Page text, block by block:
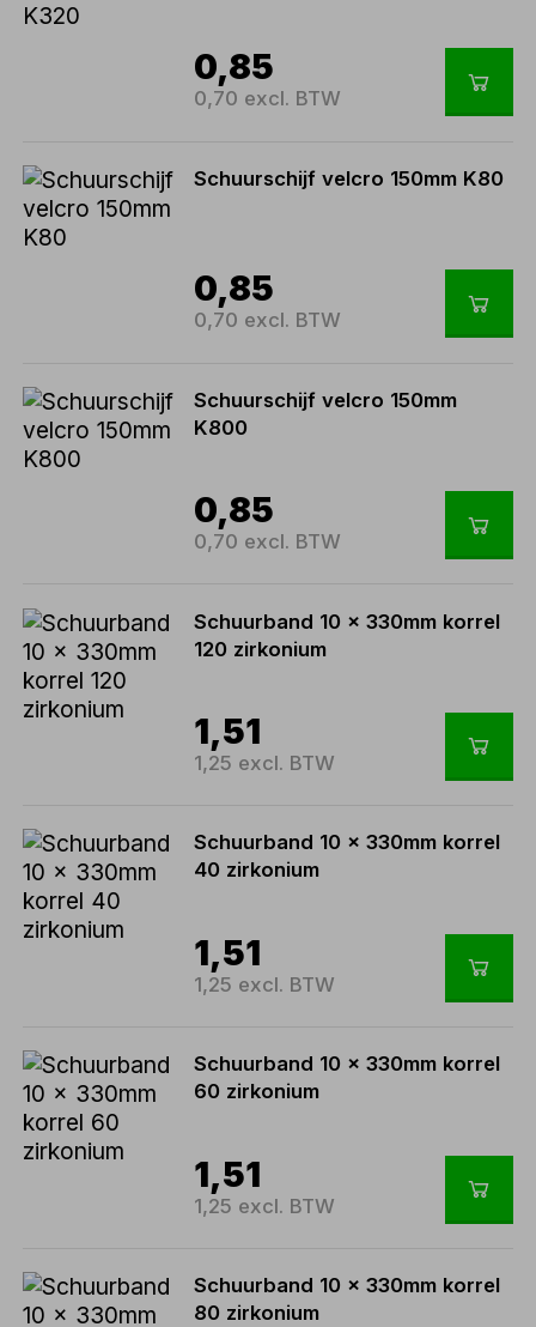
0,85
0,70 excl. BTW
Schuurschijf velcro 150mm K80
0,85
0,70 excl. BTW
Schuurschijf velcro 150mm
K800
0,85
0,70 excl. BTW
Schuurband 10 x 330mm korrel
120 zirkonium
1,51
1,25 excl. BTW
Schuurband 10 x 330mm korrel
40 zirkonium
1,51
1,25 excl. BTW
Schuurband 10 x 330mm korrel
60 zirkonium
1,51
1,25 excl. BTW
Schuurband 10 x 330mm korrel
80 zirkonium